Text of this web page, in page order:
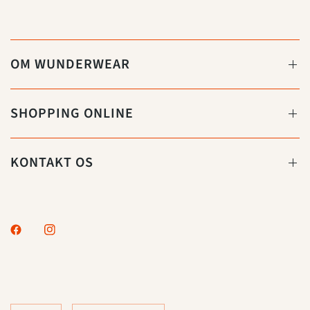
OM WUNDERWEAR
SHOPPING ONLINE
KONTAKT OS